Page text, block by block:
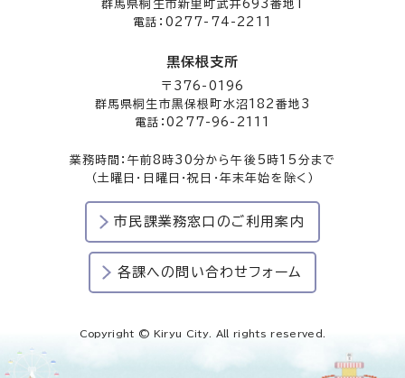
群馬県桐生市新里町武井693番地1
電話：0277-74-2211
黒保根支所
〒376-0196
群馬県桐生市黒保根町水沼182番地3
電話：0277-96-2111
業務時間：午前8時30分から午後5時15分まで
（土曜日・日曜日・祝日・年末年始を除く）
市民課業務窓口のご利用案内
各課への問い合わせフォーム
Copyright © Kiryu City. All rights reserved.